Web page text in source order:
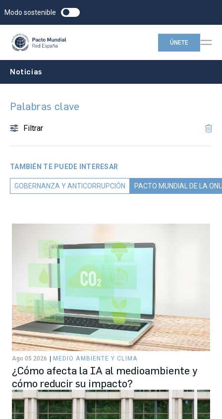
Modo sostenible
ÚNETE
Noticias
Palabras clave
Filtrar
TAMBIÉN TE PUEDE INTERESAR
GOBERNANZA Y ANTICORRUPCIÓN PACTO MUNDIAL DE LA
Ago 05 2026 MEDIO AMBIENTE Y CLIMA
¿Cómo afecta la IA al medioambiente y
cómo reducir su impacto?